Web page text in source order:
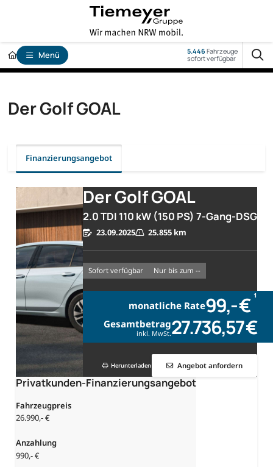
Menü 5.446Fahrzeuge
sofort verfügbar
Der Golf GOAL
Finanzierungsangebot
Der Golf GOAL
2.0 TDI 110 kW (150 PS) 7-Gang-DSG
23.09.2025 25.855 km
sofort verfügbar nur bis zum --
monatliche Rate99,- € 1
Gesamtbetrag
inkl. MwSt.27.736,57 €
Herunterladen Angebot anfordern
Privatkunden-Finanzierungsangebot
Fahrzeugpreis
26.990,- €
Anzahlung
990,- €